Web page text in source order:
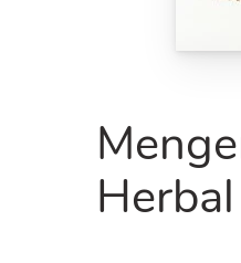
Herbal